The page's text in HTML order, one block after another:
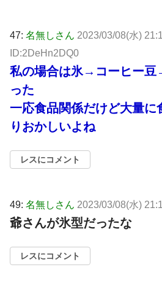
47: 名無しさん 2023/03/08(水)
ID:2DeHn2DQ0
私の場合は氷→コーヒー
った
一応食品関係だけど大量に
りおかしいよね
レスにコメント
49: 名無しさん 2023/03/08(水)
爺さんが氷型だったな
レスにコメント